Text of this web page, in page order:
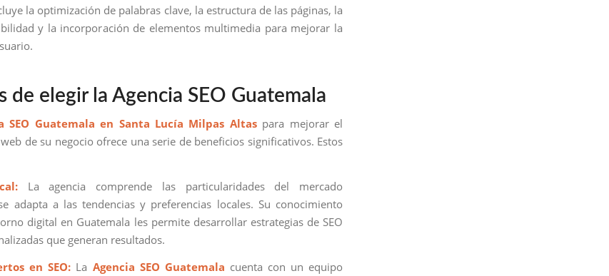
la optimización de palabras clave, la estructura de las páginas, la
y la incorporación de elementos multimedia para mejorar la
de elegir la Agencia SEO Guatemala
SEO Guatemala en Santa Lucía Milpas Altaspara mejorar el
de su negocio ofrece una serie de beneficios significativos. Estos
La agencia comprende las particularidades del mercado
adapta a las tendencias y preferencias locales. Su conocimiento
digital en Guatemala les permite desarrollar estrategias de SEO
que generan resultados.
en SEO: La Agencia SEO Guatemala cuenta con un equipo